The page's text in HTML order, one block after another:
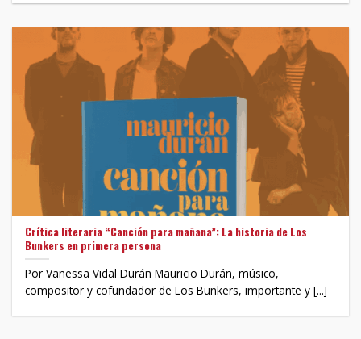
Crítica literaria “Canción para mañana”: La historia de Los
Bunkers en primera persona
Por Vanessa Vidal Durán Mauricio Durán, músico,
compositor y cofundador de Los Bunkers, importante y [...]